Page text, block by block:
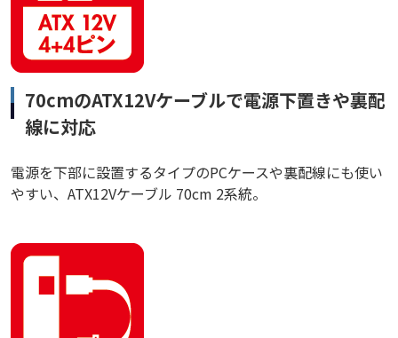
70cmのATX12Vケーブルで電源下置きや裏配
線に対応
電源を下部に設置するタイプのPCケースや裏配線にも使い
やすい、ATX12Vケーブル 70cm 2系統。